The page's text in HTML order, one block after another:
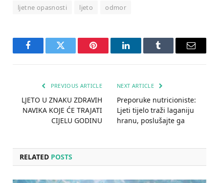
ljetne opasnosti ljeto odmor
FacebookTwitter Pinterest LinkedInTumblr Email
PREVIOUS ARTICLE
LJETO U ZNAKU ZDRAVIH
NAVIKA KOJE ĆE TRAJATI
CIJELU GODINU
NEXT ARTICLE
Preporuke nutricioniste:
Ljeti tijelo traži laganiju
hranu, poslušajte ga
RELATED POSTS